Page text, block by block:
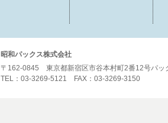
昭和パックス株式会社
〒162-0845 東京都新宿区市谷本村町2番12号パッ
TEL：03-3269-5121 FAX：03-3269-3150